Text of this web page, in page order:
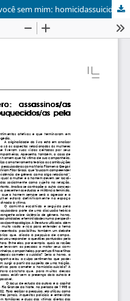
TEIXEIRA, Analba Brazão. Nunca você sem mim: homicidassuicidas nas relações afetivoconjugais